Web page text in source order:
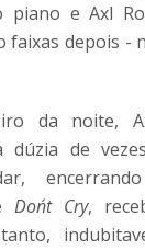
piano e Axl
faixas depois -
da noite,
dúzia de
Don´t Cry,